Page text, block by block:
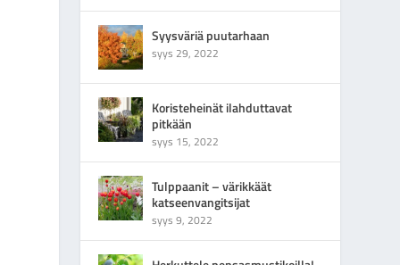
Syysväriä puutarhaan
syys 29, 2022
Koristeheinät ilahduttavat
pitkään
syys 15, 2022
Tulppaanit – värikkäät
katseenvangitsijat
syys 9, 2022